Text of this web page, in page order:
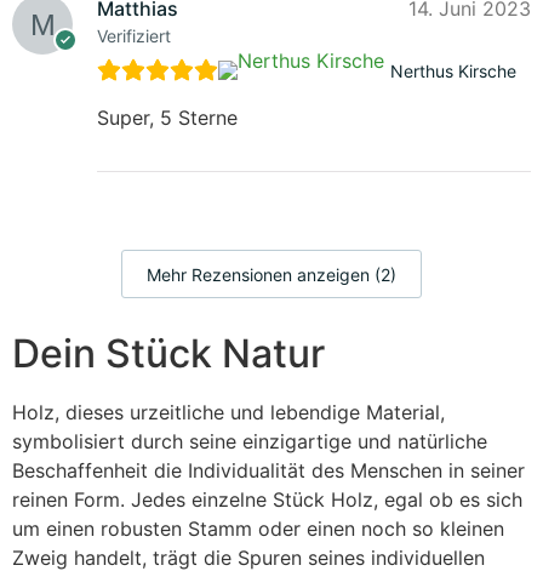
Matthias
Verifiziert
14. Juni 2023
Nerthus Kirsche
Super, 5 Sterne
Mehr Rezensionen anzeigen (2)
Dein Stück Natur
Holz, dieses urzeitliche und lebendige Material,
symbolisiert durch seine einzigartige und natürliche
Beschaffenheit die Individualität des Menschen in seiner
reinen Form. Jedes einzelne Stück Holz, egal ob es sich
um einen robusten Stamm oder einen noch so kleinen
Zweig handelt, trägt die Spuren seines individuellen